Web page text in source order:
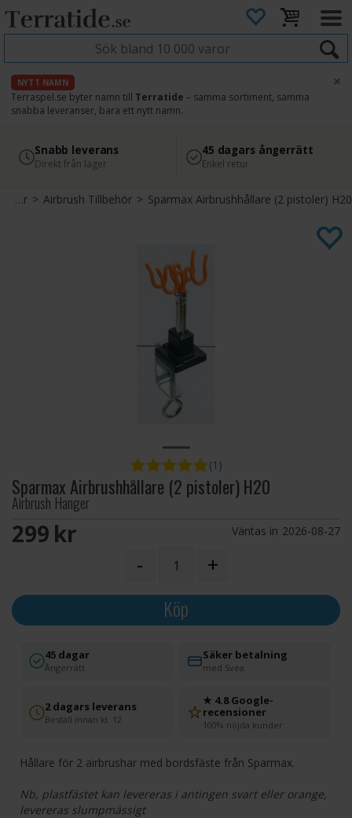
NYTT NAMN
Terraspel.se byter namn till Terratide – samma sortiment, samma
snabba leveranser, bara ett nytt namn.
×
4.8
Läs omdömen på Google
Säker betalning
med Svea
Snabb leverans
Direkt från lager
45 dagars ångerrätt
Enkel retur
Airbrush Tillbehör>Airbrush Tillbehör>Sparmax Airbrushhållare (2 pistoler) H20
(1)
Sparmax Airbrushhållare (2 pistoler) H20
Airbrush Hanger
299 SEK Väntas in 2026-08-27
- +
Köp
45 dagar
Ångerrätt
Säker betalning
med Svea
2 dagars leverans
Beställ innan kl. 12
★ 4.8 Google-
recensioner
100% nöjda kunder
Hållare för 2 airbrushar med bordsfäste från Sparmax.
Nb, plastfästet kan levereras i antingen svart eller orange,
levereras slumpmässigt